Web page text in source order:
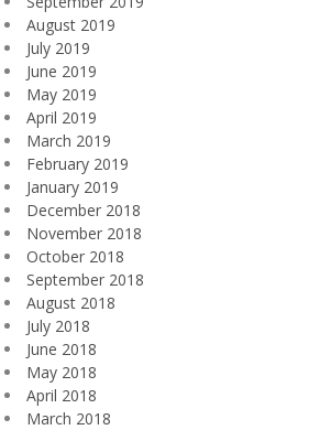
August 2019
July 2019
June 2019
May 2019
April 2019
March 2019
February 2019
January 2019
December 2018
November 2018
October 2018
September 2018
August 2018
July 2018
June 2018
May 2018
April 2018
March 2018